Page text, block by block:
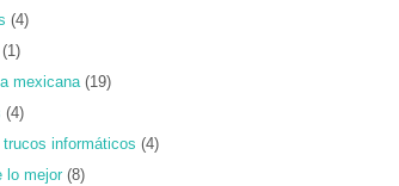
(4)
(1)
mexicana(19)
(4)
informáticos (4)
lo mejor (8)